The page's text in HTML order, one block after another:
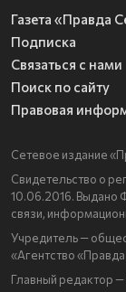
Газета «Правда
Подписка
Связаться с нами
Поиск по сайту
Правовая
Сетевое издание
Свидетельство о
10.06.2016. Выдано
связи,
Учредитель —
«Агентство
Главный редактор